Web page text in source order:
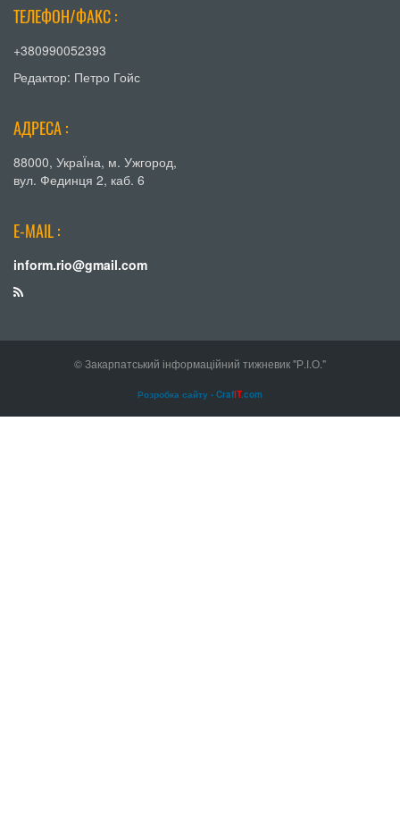
ТЕЛЕФОН/ФАКС :
+380990052393
Редактор: Петро Гойс
АДРЕСА :
88000, УкраЇна, м. Ужгород,
вул. Фединця 2, каб. 6
E-MAIL :
inform.rio@gmail.com
© Закарпатський інформаційний тижневик "Р.І.О."
Розробка сайту - CrafIT.com